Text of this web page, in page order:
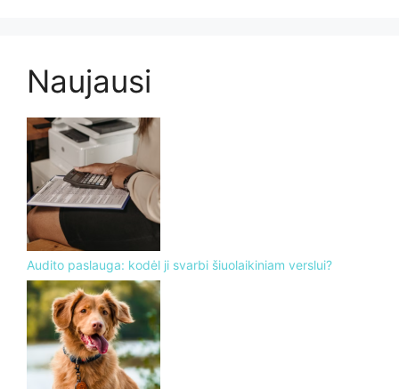
Naujausi
Audito paslauga: kodėl ji svarbi šiuolaikiniam verslui?